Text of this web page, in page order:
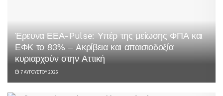
Έρευνα ΕΕΑ-Pulse: Υπέρ της μείωσης ΦΠΑ και
ΕΦΚ το 83% – Aκρίβεια και απαισιοδοξία
κυριαρχούν στην Αττική
7 ΑΥΓΟΎΣΤΟΥ 2026